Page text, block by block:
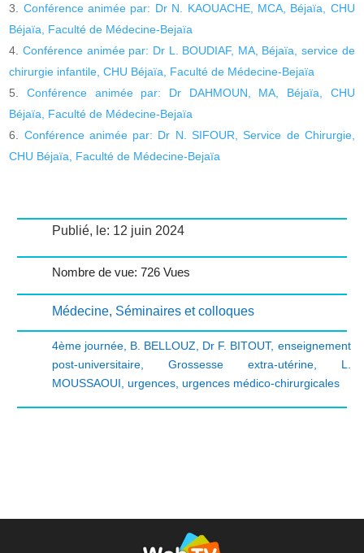
Conférence animée par: Dr N. KAOUACHE, MCA, Béjaïa, CHU
Béjaïa, Faculté de Médecine-Bejaïa
Conférence animée par: Dr L. BOUDIAF, MA, Béjaïa, service de
chirurgie infantile, CHU Béjaïa, Faculté de Médecine-Bejaïa
Conférence animée par: Dr DAHMOUN, MA, Béjaïa, CHU
Béjaïa, Faculté de Médecine-Bejaïa
Conférence animée par: Dr N. SIFOUR, Service de Chirurgie,
CHU Béjaïa, Faculté de Médecine-Bejaïa
Publié, le: 12 juin 2024
Nombre de vue: 726 Vues
Médecine, Séminaires et colloques
4ème journée, B. BELLOUZ Dr F. BITOUT, enseignement
post-universitaire, Grossesse extra-utérine, L.
MOUSSAOUI
urgences, urgences médico-chirurgicales